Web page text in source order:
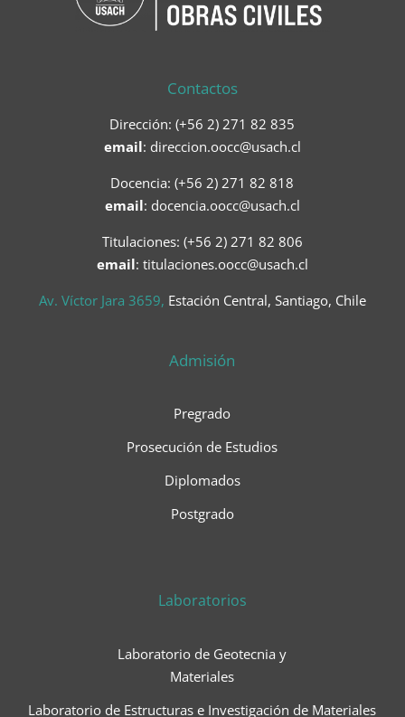
Contactos
Dirección: (+56 2) 271 82 835
email: direccion.oocc@usach.cl
Docencia: (+56 2) 271 82 818
email: docencia.oocc@usach.cl
Titulaciones: (+56 2) 271 82 806
email: titulaciones.oocc@usach.cl
Av. Víctor Jara 3659, Estación Central, Santiago, Chile
Admisión
Pregrado
Prosecución de Estudios
Diplomados
Postgrado
Laboratorios
Laboratorio de Geotecnia y
Materiales
Laboratorio de Estructuras e Investigación de Materiales